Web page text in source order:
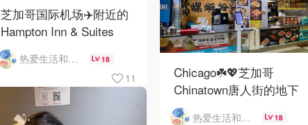
芝加哥国际机场✈️附近的
Hampton Inn & Suites
Rosemont Chicago
O'Hare自助早餐
热爱生活和自由的轻舞飞扬 18
11
Chicago☘️💖芝加哥
Chinatown唐人街的地下
mini小美食城
热爱生活和自由的轻舞飞扬 18